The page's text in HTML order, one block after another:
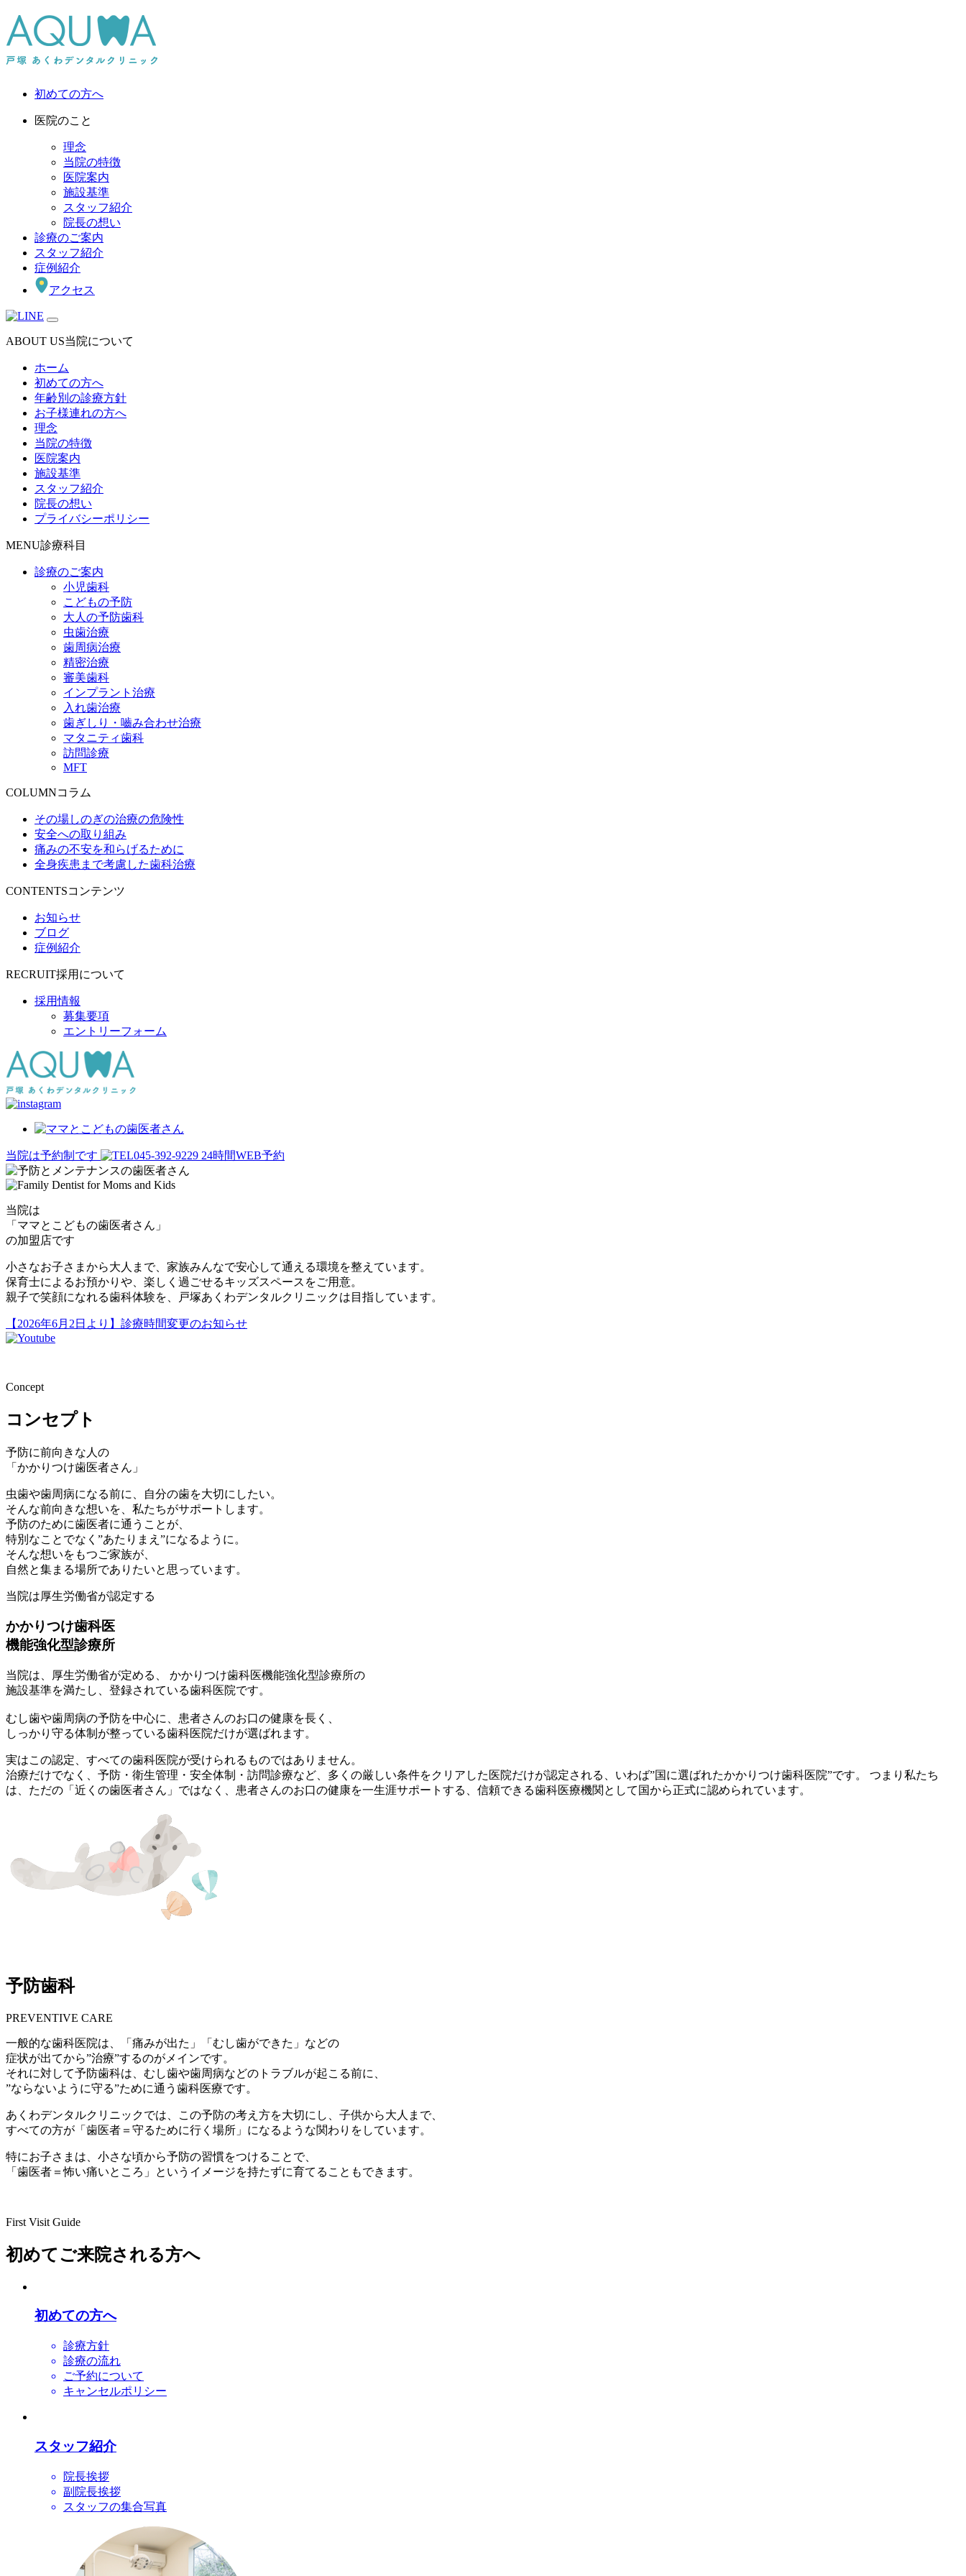
初めての方へ
医院のこと
理念
当院の特徴
医院案内
施設基準
スタッフ紹介
院長の想い
診療のご案内
スタッフ紹介
症例紹介
アクセス
ABOUT US当院について
ホーム
初めての方へ
年齢別の診療方針
お子様連れの方へ
理念
当院の特徴
医院案内
施設基準
スタッフ紹介
院長の想い
プライバシーポリシー
MENU診療科目
診療のご案内
小児歯科
こどもの予防
大人の予防歯科
虫歯治療
歯周病治療
精密治療
審美歯科
インプラント治療
入れ歯治療
歯ぎしり・嚙み合わせ治療
マタニティ歯科
訪問診療
MFT
COLUMNコラム
その場しのぎの治療の危険性
安全への取り組み
痛みの不安を和らげるために
全身疾患まで考慮した歯科治療
CONTENTSコンテンツ
お知らせ
ブログ
症例紹介
RECRUIT採用について
採用情報
募集要項
エントリーフォーム
当院は予約制です 045-392-9229 24時間WEB予約
当院は
「ママとこどもの歯医者さん」
の加盟店です
小さなお子さまから大人まで、家族みんなで安心して通える環境を整えています。
保育士によるお預かりや、楽しく過ごせるキッズスペースをご用意。
親子で笑顔になれる歯科体験を、戸塚あくわデンタルクリニックは目指しています。
【2026年6月2日より】診療時間変更のお知らせ
Concept
コンセプト
予防に前向きな人の
「かかりつけ歯医者さん」
虫歯や歯周病になる前に、自分の歯を大切にしたい。
そんな前向きな想いを、私たちがサポートします。
予防のために歯医者に通うことが、
特別なことでなく”あたりまえ”になるように。
そんな想いをもつご家族が、
自然と集まる場所でありたいと思っています。
当院は厚生労働省が認定する
かかりつけ歯科医
機能強化型診療所
当院は、厚生労働省が定める、 かかりつけ歯科医機能強化型診療所の
施設基準を満たし、登録されている歯科医院です。
むし歯や歯周病の予防を中心に、患者さんのお口の健康を長く、
しっかり守る体制が整っている歯科医院だけが選ばれます。
実はこの認定、すべての歯科医院が受けられるものではありません。
治療だけでなく、予防・衛生管理・安全体制・訪問診療など、多くの厳しい条件をクリアした医院だけが認定される、いわば”国に選ばれたかかりつけ歯科医院”です。 つまり私たち
は、ただの「近くの歯医者さん」ではなく、患者さんのお口の健康を一生涯サポートする、信頼できる歯科医療機関として国から正式に認められています。
予防歯科
PREVENTIVE CARE
一般的な歯科医院は、「痛みが出た」「むし歯ができた」などの
症状が出てから”治療”するのがメインです。
それに対して予防歯科は、むし歯や歯周病などのトラブルが起こる前に、
”ならないように守る”ために通う歯科医療です。
あくわデンタルクリニックでは、この予防の考え方を大切にし、子供から大人まで、
すべての方が「歯医者＝守るために行く場所」になるような関わりをしています。
特にお子さまは、小さな頃から予防の習慣をつけることで、
「歯医者＝怖い痛いところ」というイメージを持たずに育てることもできます。
First Visit Guide
初めてご来院される方へ
初めての方へ
診療方針
診療の流れ
ご予約について
キャンセルポリシー
スタッフ紹介
院長挨拶
副院長挨拶
スタッフの集合写真